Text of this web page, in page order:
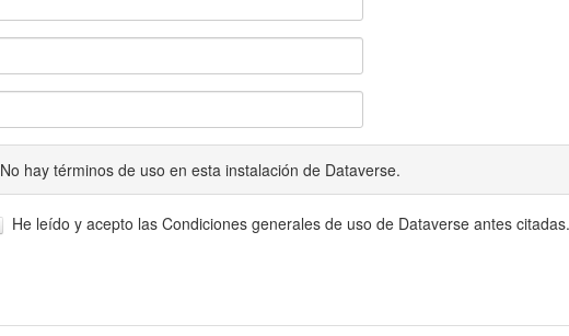
No hay términos de uso en esta instalación de Dataverse.
He leído y acepto las Condiciones generales de uso de Dataverse antes citadas.